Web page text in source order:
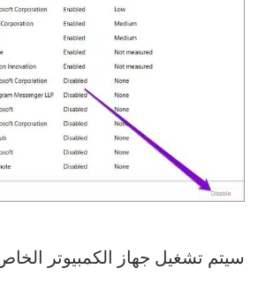
سيتم تشغيل جهاز الكمبيوتر